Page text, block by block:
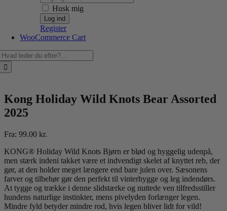
Husk mig
Register
WooCommerce Cart
Kong Holiday Wild Knots Bear Assorted
2025
Fra: 99.00 kr.
KONG® Holiday Wild Knots Bjørn er blød og hyggelig udenpå,
men stærk indeni takket være et indvendigt skelet af knyttet reb, der
gør, at den holder meget længere end bare julen over. Sæsonens
farver og tilbehør gør den perfekt til vinterhygge og leg indendørs.
At tygge og trække i denne slidstærke og nuttede ven tilfredsstiller
hundens naturlige instinkter, mens pivelyden forlænger legen.
Mindre fyld betyder mindre rod, hvis legen bliver lidt for vild!